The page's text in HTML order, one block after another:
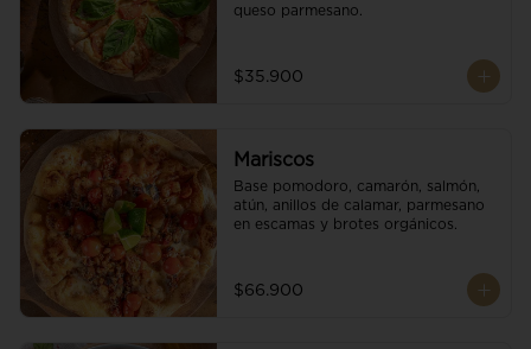
queso parmesano.
$35.900
Mariscos
Base pomodoro, camarón, salmón,
atún, anillos de calamar, parmesano
en escamas y brotes orgánicos.
$66.900